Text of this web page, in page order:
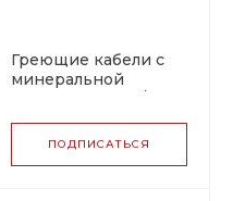
Греющие кабели с
минеральной
ПОДПИСАТЬСЯ